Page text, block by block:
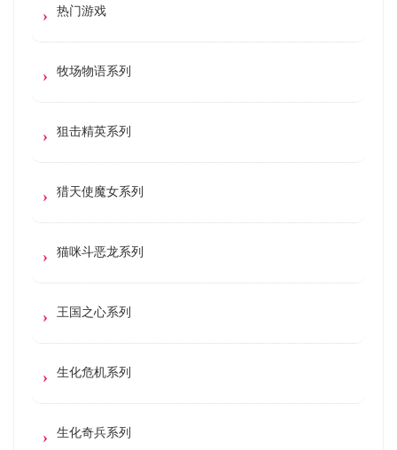
热门游戏
牧场物语系列
狙击精英系列
猎天使魔女系列
猫咪斗恶龙系列
王国之心系列
生化危机系列
生化奇兵系列